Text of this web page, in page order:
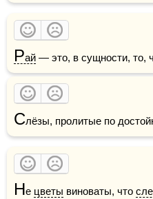
Рай — это, в сущности, то,
Слёзы, пролитые по
Не цветы виноваты, что